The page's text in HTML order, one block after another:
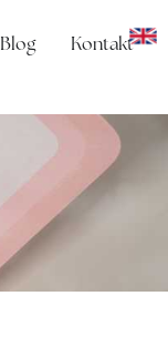
Blog Kontakt